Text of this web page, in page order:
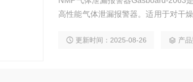
高性能气体泄漏报警器。适用于对干
长等特点，具有工业4-20mA电流输
更新时间：2025-08-26 产